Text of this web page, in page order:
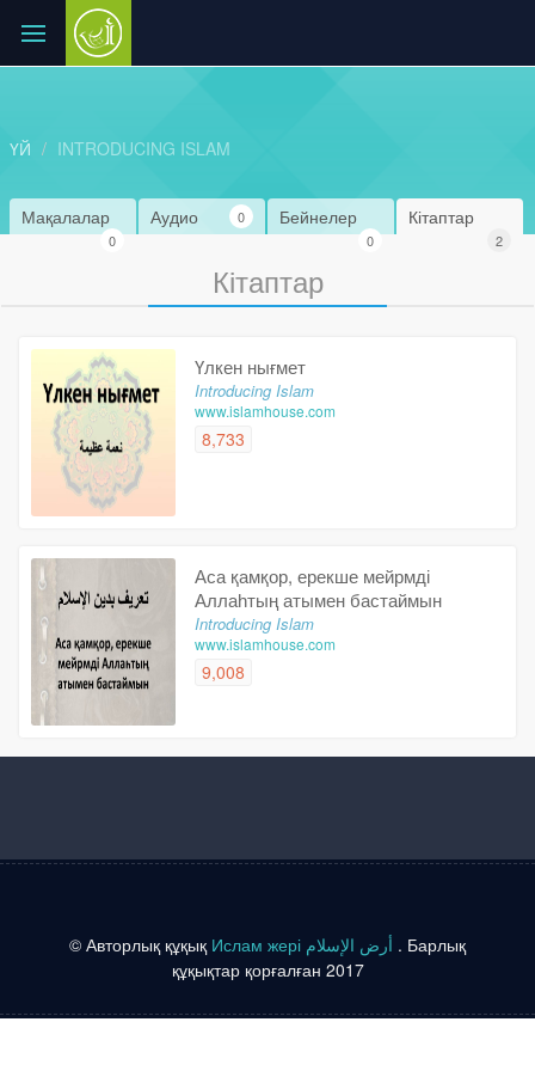
ҮЙ INTRODUCING ISLAM
Кітаптар
2
Бейнелер
0
Аудио 0
Мақалалар
0
Кітаптар
Үлкен нығмет
Introducing Islam
www.islamhouse.com
8,733
Аса қамқор, ерекше мейрмді
Аллаһтың атымен бастаймын
Introducing Islam
www.islamhouse.com
9,008
© Авторлық құқық
. Барлық
құқықтар қорғалған 2017